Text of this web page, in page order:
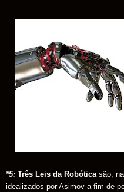
*5: Três Leis da Robótica são,
idealizados por Asimov a fim de